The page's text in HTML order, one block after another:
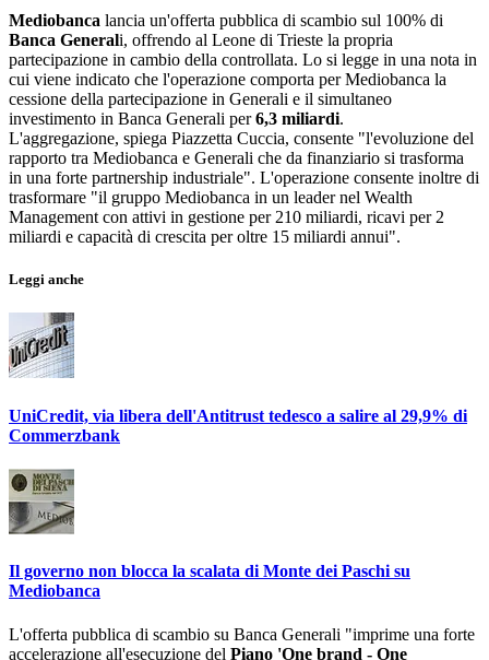
Mediobanca lancia un'offerta pubblica di scambio sul 100% di
Banca Generali, offrendo al Leone di Trieste la propria
partecipazione in cambio della controllata. Lo si legge in una nota in
cui viene indicato che l'operazione comporta per Mediobanca la
cessione della partecipazione in Generali e il simultaneo
investimento in Banca Generali per6,3 miliardi.
L'aggregazione, spiega Piazzetta Cuccia, consente "l'evoluzione del
rapporto tra Mediobanca e Generali che da finanziario si trasforma
in una forte partnership industriale". L'operazione consente inoltre di
trasformare "il gruppo Mediobanca in un leader nel Wealth
Management con attivi in gestione per 210 miliardi, ricavi per 2
miliardi e capacità di crescita per oltre 15 miliardi annui".
Leggi anche
UniCredit, via libera dell'Antitrust tedesco a salire al 29,9% di
Commerzbank
Il governo non blocca la scalata di Monte dei Paschi su
Mediobanca
L'offerta pubblica di scambio su Banca Generali "imprime una forte
accelerazione all'esecuzione del Piano 'One brand - One